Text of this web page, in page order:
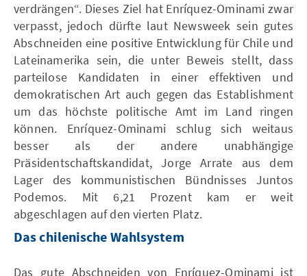
verdrängen“. Dieses Ziel hat Enríquez-Ominami zwar
verpasst, jedoch dürfte laut Newsweek sein gutes
Abschneiden eine positive Entwicklung für Chile und
Lateinamerika sein, die unter Beweis stellt, dass
parteilose Kandidaten in einer effektiven und
demokratischen Art auch gegen das Establishment
um das höchste politische Amt im Land ringen
können. Enríquez-Ominami schlug sich weitaus
besser als der andere unabhängige
Präsidentschaftskandidat, Jorge Arrate aus dem
Lager des kommunistischen Bündnisses Juntos
Podemos. Mit 6,21 Prozent kam er weit
abgeschlagen auf den vierten Platz.
Das chilenische Wahlsystem
Das gute Abschneiden von Enríquez-Ominami ist